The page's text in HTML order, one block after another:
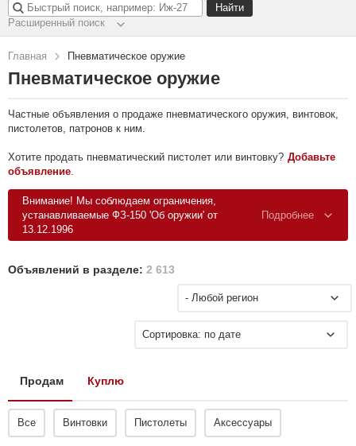
Расширенный поиск
Главная Пневматическое оружие
Пневматическое оружие
Частные объявления о продаже пневматического оружия, винтовок,
пистолетов, патронов к ним.
Хотите продать пневматический пистолет или винтовку? Добавьте
объявление.
Внимание! Мы соблюдаем ограничения,
устанавливаемые ФЗ-150 'Об оружии' от
13.12.1996
Подробнее
Объявлений в разделе: 2 613
- Любой регион
Сортировка: по дате
Продам Куплю
Все Винтовки Пистолеты Аксессуары